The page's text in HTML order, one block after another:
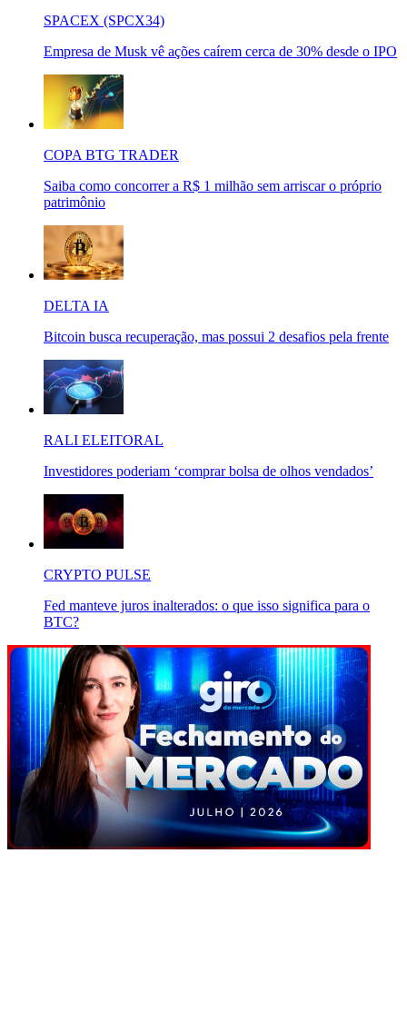
SPACEX (SPCX34)
Empresa de Musk vê ações caírem cerca de 30% desde o IPO
COPA BTG TRADER
Saiba como concorrer a R$ 1 milhão sem arriscar o próprio
patrimônio
DELTA IA
Bitcoin busca recuperação, mas possui 2 desafios pela frente
RALI ELEITORAL
Investidores poderiam ‘comprar bolsa de olhos vendados’
CRYPTO PULSE
Fed manteve juros inalterados: o que isso significa para o
BTC?